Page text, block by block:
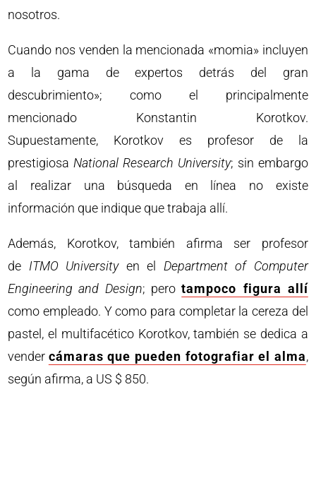
nosotros.
Cuando nos venden la mencionada «momia» incluyen
a la gama de expertos detrás del gran
descubrimiento»; como el principalmente
mencionado Konstantin Korotkov.
Supuestamente, Korotkov es profesor de la
prestigiosa National Research University; sin embargo
al realizar una búsqueda en línea no existe
información que indique que trabaja allí.
Además, Korotkov, también afirma ser profesor
de ITMO Universityen el Department of Computer
Engineering and Design; perotampoco figura allí
como empleado. Y como para completar la cereza del
pastel, el multifacético Korotkov, también se dedica a
vender cámaras que pueden fotografiar el alma,
según afirma, a US $ 850.